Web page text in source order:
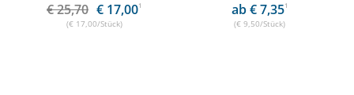
€ 25,70 € 17,001
(€ 17,00/Stück)
ab € 7,351
(€ 9,50/Stück)